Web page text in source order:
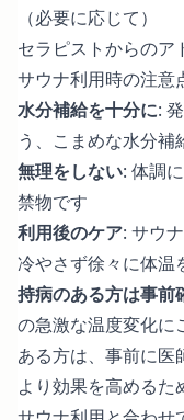
（必要に応じて）
セラピストからのア
サウナ利用時の注意
水分補給を十分に:
う、こまめな水分
無理をしない: 体調
禁物です
利用後のケア: サウ
冷やさず徐々に体温
持病のある方は事前
の急激な温度変化に
ある方は、事前に医
より効果を高めるた